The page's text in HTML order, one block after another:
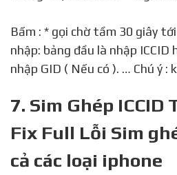
Bấm : * gọi chờ tầm 30 giây tới 1 phút hiện bảng
nhập: bảng đầu là nhập ICCID
nhập GID ( Nếu có ). … Chú ý :
7. Sim Ghép ICCID
Fix Full Lỗi Sim
cả các loại iphone